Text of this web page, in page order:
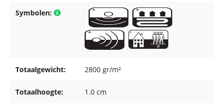
Symbolen:
Totaalgewicht: 2800 gr/m²
Totaalhoogte: 1.0 cm